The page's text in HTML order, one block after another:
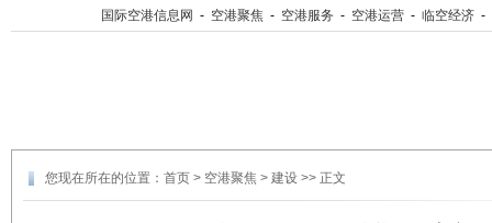
国际空港信息网 - 空港聚焦 - 空港服务 - 空港运营 - 临空经济 -
您现在所在的位置： 首页 > 空港聚焦 > 建设 >> 正文